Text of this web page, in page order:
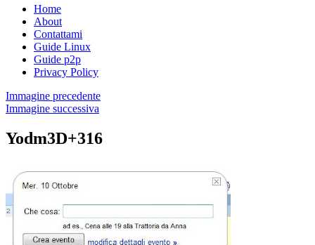
Home
About
Contattami
Guide Linux
Guide p2p
Privacy Policy
Immagine precedente
Immagine successiva
Yodm3D+316